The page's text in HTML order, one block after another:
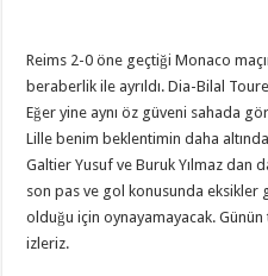
Reims 2-0 öne geçtiği Monaco
beraberlik ile ayrıldı. Dia-Bilal
Eğer yine aynı öz güveni sahada
Lille benim beklentimin daha
Galtier Yusuf ve Buruk Yılmaz dan
son pas ve gol konusunda eksikler
olduğu için oynayamayacak. Günün
izleriz.